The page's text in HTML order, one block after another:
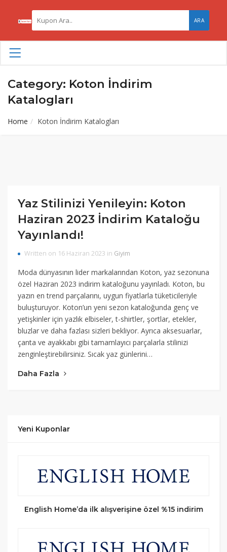
ARA
Category: Koton İndirim
Katalogları
Home Koton İndirim Katalogları
Yaz Stilinizi Yenileyin: Koton
Haziran 2023 İndirim Kataloğu
Yayınlandı!
Written on 16 Haziran 2023 in Giyim
Moda dünyasının lider markalarından Koton, yaz sezonuna
özel Haziran 2023 indirim kataloğunu yayınladı. Koton, bu
yazın en trend parçalarını, uygun fiyatlarla tüketicileriyle
buluşturuyor. Koton’un yeni sezon kataloğunda genç ve
yetişkinler için yazlık elbiseler, t-shirtler, şortlar, etekler,
bluzlar ve daha fazlası sizleri bekliyor. Ayrıca aksesuarlar,
çanta ve ayakkabı gibi tamamlayıcı parçalarla stilinizi
zenginleştirebilirsiniz. Sıcak yaz günlerini…
Daha Fazla
Yeni Kuponlar
English Home’da ilk alışverişine özel %15 indirim